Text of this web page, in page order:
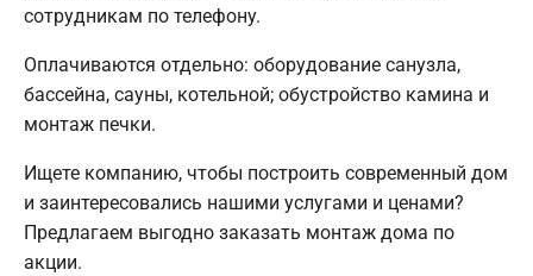
сотрудникам по телефону.
Оплачиваются отдельно: оборудование санузла,
бассейна, сауны, котельной; обустройство камина и
монтаж печки.
Ищете компанию, чтобы построить современный дом
и заинтересовались нашими услугами и ценами?
Предлагаем выгодно заказать монтаж дома по
акции.